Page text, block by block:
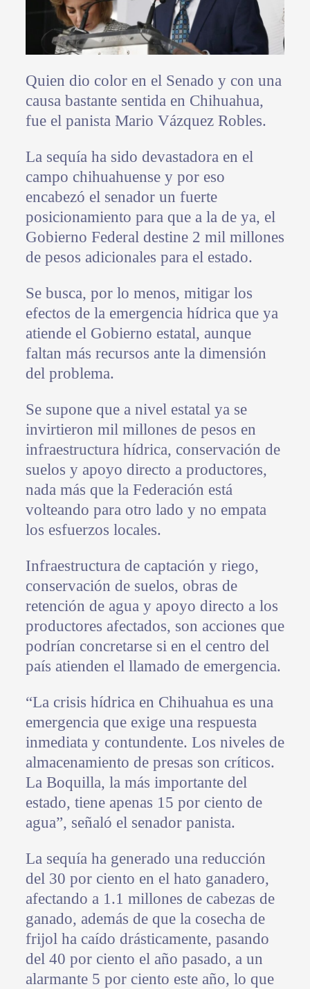
Quien dio color en el Senado y con una
causa bastante sentida en Chihuahua,
fue el panista Mario Vázquez Robles.
La sequía ha sido devastadora en el
campo chihuahuense y por eso
encabezó el senador un fuerte
posicionamiento para que a la de ya, el
Gobierno Federal destine 2 mil millones
de pesos adicionales para el estado.
Se busca, por lo menos, mitigar los
efectos de la emergencia hídrica que ya
atiende el Gobierno estatal, aunque
faltan más recursos ante la dimensión
del problema.
Se supone que a nivel estatal ya se
invirtieron mil millones de pesos en
infraestructura hídrica, conservación de
suelos y apoyo directo a productores,
nada más que la Federación está
volteando para otro lado y no empata
los esfuerzos locales.
Infraestructura de captación y riego,
conservación de suelos, obras de
retención de agua y apoyo directo a los
productores afectados, son acciones que
podrían concretarse si en el centro del
país atienden el llamado de emergencia.
“La crisis hídrica en Chihuahua es una
emergencia que exige una respuesta
inmediata y contundente. Los niveles de
almacenamiento de presas son críticos.
La Boquilla, la más importante del
estado, tiene apenas 15 por ciento de
agua”, señaló el senador panista.
La sequía ha generado una reducción
del 30 por ciento en el hato ganadero,
afectando a 1.1 millones de cabezas de
ganado, además de que la cosecha de
frijol ha caído drásticamente, pasando
del 40 por ciento el año pasado, a un
alarmante 5 por ciento este año, lo que